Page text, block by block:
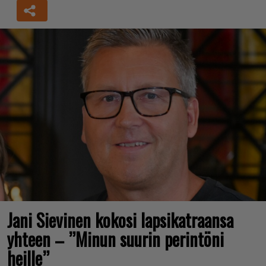
Jani Sievinen kokosi lapsikatraansa
yhteen – ”Minun suurin perintöni
heille”